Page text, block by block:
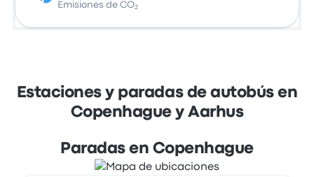
Emisiones de CO₂
Estaciones y paradas de autobús en
Copenhague y Aarhus
Paradas en Copenhague